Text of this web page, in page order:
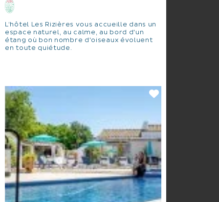
L’hôtel Les Rizières vous accueille dans un
espace naturel, au calme, au bord d'un
étang où bon nombre d'oiseaux évoluent
en toute quiétude.